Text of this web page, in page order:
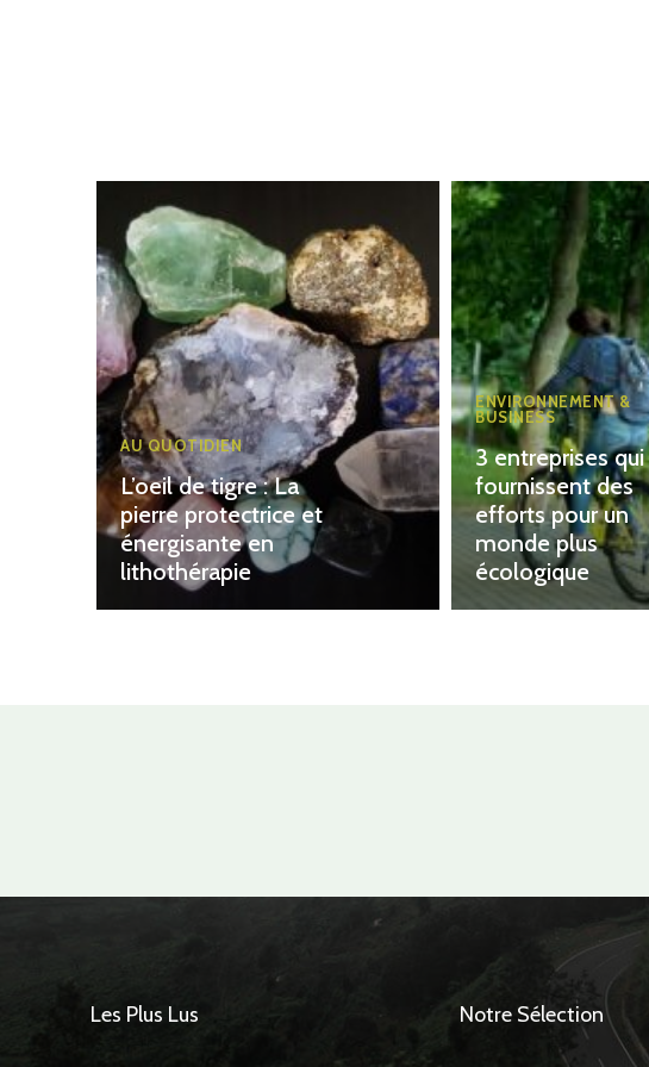
AU QUOTIDIEN
L’oeil de tigre : La
pierre protectrice et
énergisante en
lithothérapie
ENVIRONNEMENT &
BUSINESS
3 entreprises qui
fournissent des
efforts pour un
monde plus
écologique
Les Plus Lus Notre Sélection